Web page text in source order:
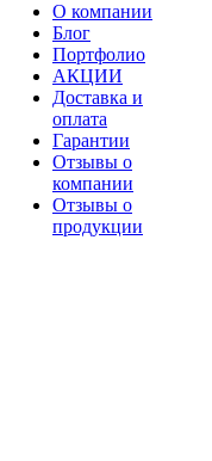
О компании
Блог
Портфолио
АКЦИИ
Доставка и
оплата
Гарантии
Отзывы о
компании
Отзывы о
продукции